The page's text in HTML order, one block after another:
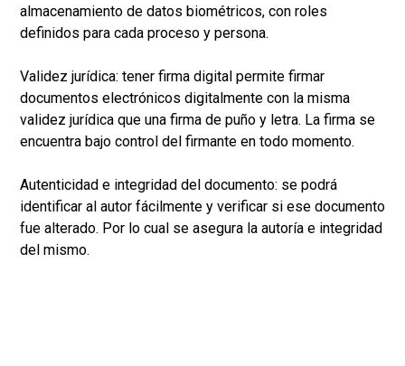
almacenamiento de datos biométricos, con roles
definidos para cada proceso y persona.
Validez jurídica: tener firma digital permite firmar
documentos electrónicos digitalmente con la misma
validez jurídica que una firma de puño y letra. La firma se
encuentra bajo control del firmante en todo momento.
Autenticidad e integridad del documento: se podrá
identificar al autor fácilmente y verificar si ese documento
fue alterado. Por lo cual se asegura la autoría e integridad
del mismo.